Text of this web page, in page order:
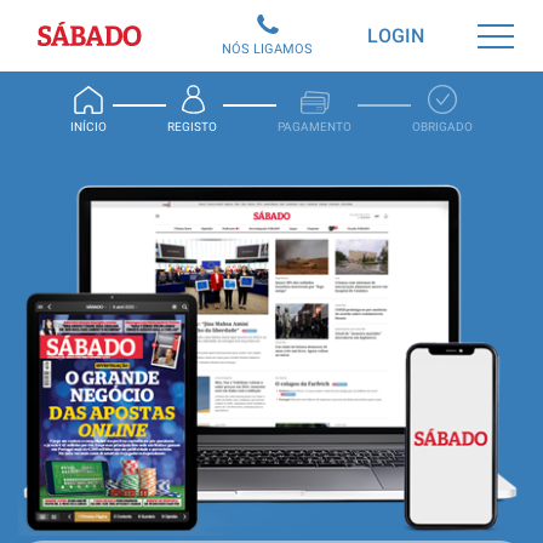
Sábado
INÍCIO REGISTO PAGAMENTO OBRIGADO
LOGIN
NÓS LIGAMOS